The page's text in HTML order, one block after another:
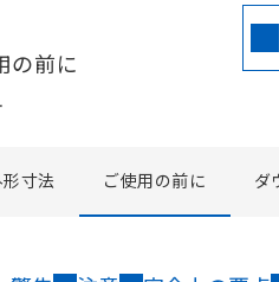
の前に
寸法 ご使用の前に ダ